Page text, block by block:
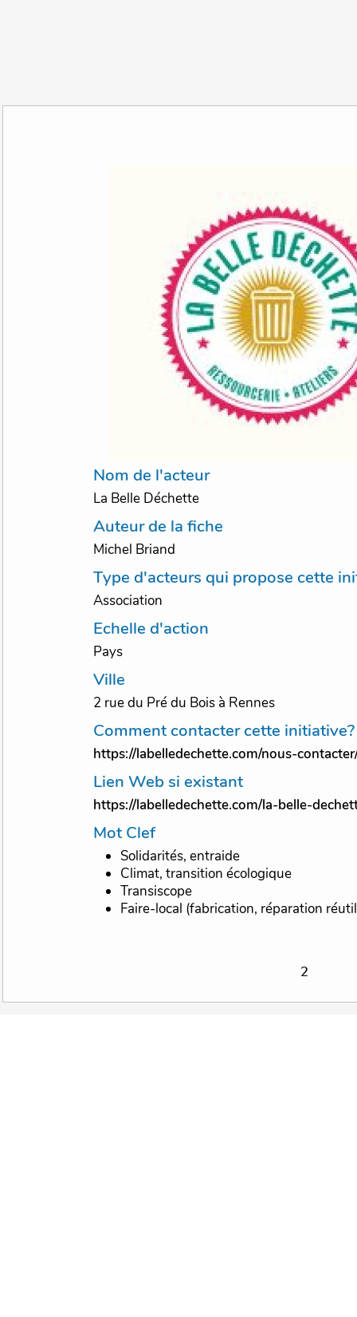
Nom de l'acteur
La Belle Déchette
Auteur de la fiche
Michel Briand
Type d'acteurs qui propose cette
Association
Echelle d'action
Pays
Ville
2 rue du Pré du Bois à Rennes
Comment contacter cette initiative?
https://labelledechette.com/nous-
Lien Web si existant
https://labelledechette.com/la-belle-
Mot Clef
Solidarités, entraide
Climat, transition écologique
Transiscope
Faire-local (fabrication, réparation